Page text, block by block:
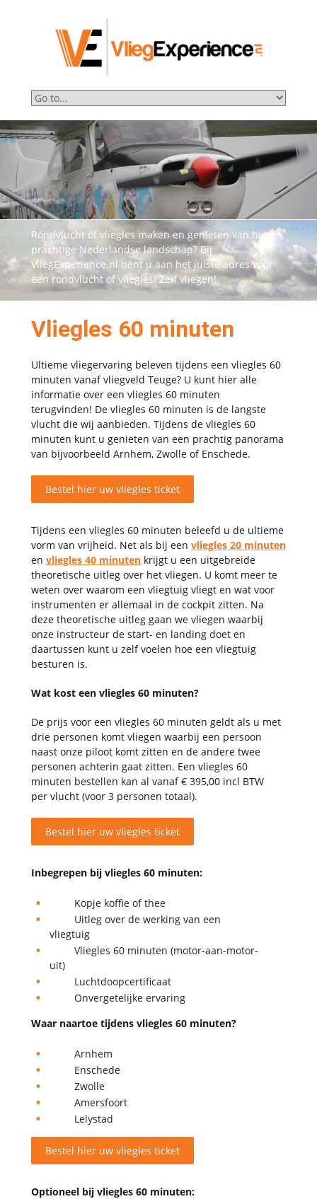
Rondvlucht of vliegles maken en genieten van het
prachtige Nederlandse landschap? Bij
VliegExperience.nl bent u aan het juiste adres voor
een rondvlucht of vliegles! Zelf vliegen!
Vliegles 60 minuten
Ultieme vliegervaring beleven tijdens een vliegles 60
minuten vanaf vliegveld Teuge? U kunt hier alle
informatie over een vliegles 60 minuten
terugvinden! De vliegles 60 minuten is de langste
vlucht die wij aanbieden. Tijdens de vliegles 60
minuten kunt u genieten van een prachtig panorama
van bijvoorbeeld Arnhem, Zwolle of Enschede.
Bestel hier uw vliegles ticket
Tijdens een vliegles 60 minuten beleefd u de ultieme
vorm van vrijheid. Net als bij een vliegles 20 minuten
en vliegles 40 minuten krijgt u een uitgebreide
theoretische uitleg over het vliegen. U komt meer te
weten over waarom een vliegtuig vliegt en wat voor
instrumenten er allemaal in de cockpit zitten. Na
deze theoretische uitleg gaan we vliegen waarbij
onze instructeur de start- en landing doet en
daartussen kunt u zelf voelen hoe een vliegtuig
besturen is.
Wat kost een vliegles 60 minuten?
De prijs voor een vliegles 60 minuten geldt als u met
drie personen komt vliegen waarbij een persoon
naast onze piloot komt zitten en de andere twee
personen achterin gaat zitten. Een vliegles 60
minuten bestellen kan al vanaf € 395,00 incl BTW
per vlucht (voor 3 personen totaal).
Bestel hier uw vliegles ticket
Inbegrepen bij vliegles 60 minuten:
Kopje koffie of thee
Uitleg over de werking van een
vliegtuig
Vliegles 60 minuten (motor-aan-motor-
uit)
Luchtdoopcertificaat
Onvergetelijke ervaring
Waar naartoe tijdens vliegles 60 minuten?
Arnhem
Enschede
Zwolle
Amersfoort
Lelystad
Bestel hier uw vliegles ticket
Optioneel bij vliegles 60 minuten: